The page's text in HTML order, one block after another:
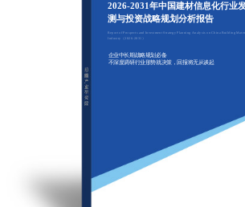
2026-2031年中国建材信息化行业
测与投资战略规划分析报告
Report of Prospects and Investment Strategy Planning Analysis on China Building
Industry（2026-2031）
企业中长期战略规划必备
不深度调研行业形势就决策，回报将无从谈起